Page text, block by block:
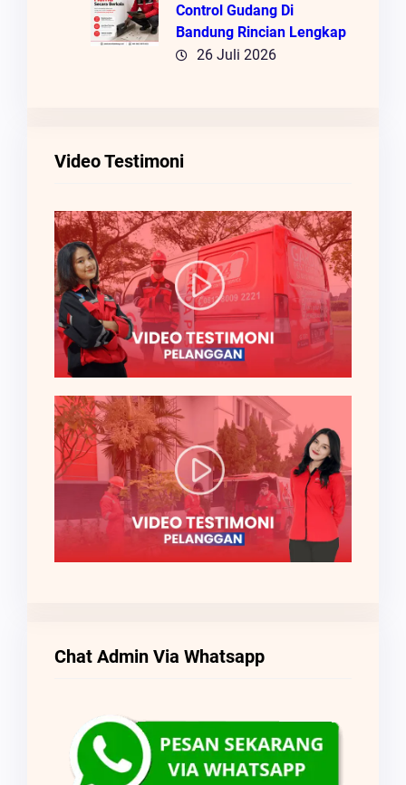
Control Gudang Di
Bandung Rincian Lengkap
26 Juli 2026
Video Testimoni
Chat Admin Via Whatsapp